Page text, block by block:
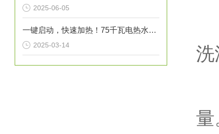
2025-06-05
一键启动，快速加热！75千瓦电热水炉打造高效热水解决方案！
2025-03-14
量